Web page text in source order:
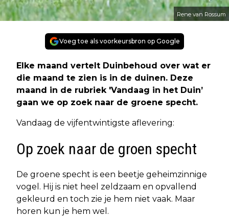
Rene van Rossum
Voeg toe als voorkeursbron op Google
Elke maand vertelt Duinbehoud over wat er
die maand te zien is in de duinen. Deze
maand in de rubriek 'Vandaag in het Duin’
gaan we op zoek naar de groene specht.
Vandaag de vijfentwintigste aflevering:
Op zoek naar de groen specht
De groene specht is een beetje geheimzinnige
vogel. Hij is niet heel zeldzaam en opvallend
gekleurd en toch zie je hem niet vaak. Maar
horen kun je hem wel.